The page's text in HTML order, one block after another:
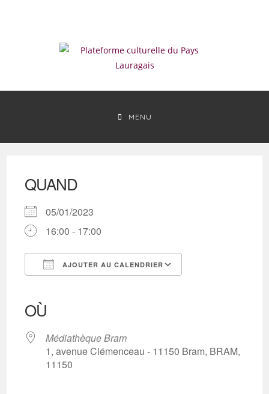
MENU
QUAND
05/01/2023
16:00 - 17:00
AJOUTER AU CALENDRIER
OÙ
Médiathèque Bram
1, avenue Clémenceau - 11150 Bram, BRAM,
11150